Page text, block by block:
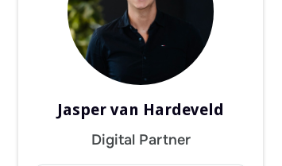
Jasper van Hardeveld
Digital Partner